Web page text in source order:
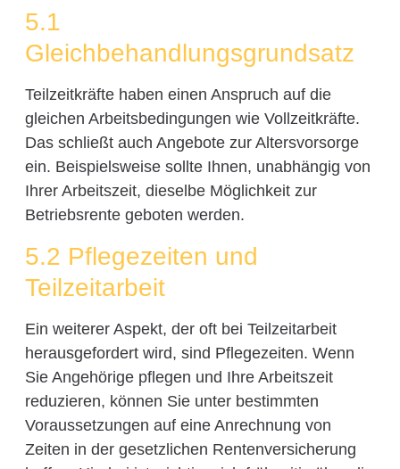
5.1
Gleichbehandlungsgrundsatz
Teilzeitkräfte haben einen Anspruch auf die
gleichen Arbeitsbedingungen wie Vollzeitkräfte.
Das schließt auch Angebote zur Altersvorsorge
ein. Beispielsweise sollte Ihnen, unabhängig von
Ihrer Arbeitszeit, dieselbe Möglichkeit zur
Betriebsrente geboten werden.
5.2 Pflegezeiten und
Teilzeitarbeit
Ein weiterer Aspekt, der oft bei Teilzeitarbeit
herausgefordert wird, sind Pflegezeiten. Wenn
Sie Angehörige pflegen und Ihre Arbeitszeit
reduzieren, können Sie unter bestimmten
Voraussetzungen auf eine Anrechnung von
Zeiten in der gesetzlichen Rentenversicherung